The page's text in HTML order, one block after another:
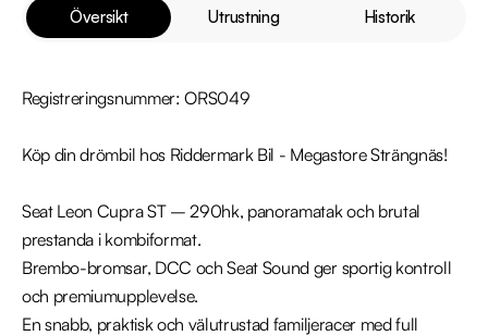
Översikt Utrustning Historik
Registreringsnummer: ORS049
Köp din drömbil hos Riddermark Bil - Megastore Strängnäs!
Seat Leon Cupra ST – 290hk, panoramatak och brutal
prestanda i kombiformat.
Brembo-bromsar, DCC och Seat Sound ger sportig kontroll
och premiumupplevelse.
En snabb, praktisk och välutrustad familjeracer med full